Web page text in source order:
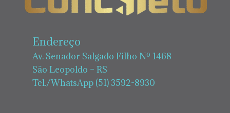
Endereço
Av. Senador Salgado Filho Nº 1468
São Leopoldo – RS
Tel./WhatsApp (51) 3592-8930